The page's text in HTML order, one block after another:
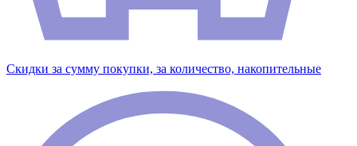
Скидки за сумму покупки, за количество, накопительные